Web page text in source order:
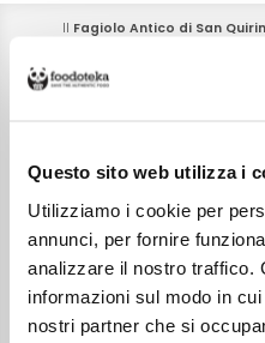
Questo sito web utilizza i
Utilizziamo i cookie per
annunci, per fornire
analizzare il nostro traffico.
informazioni sul modo in
nostri partner che si
Il Fagiolo Antico di San
I produttori che fanno parte del
I semi, scelti e conservati dai
seconda decade di aprile e la
superficialmente per
che sono estirpate
tramite sarchiatura.
L’irrigazione è a solco e il